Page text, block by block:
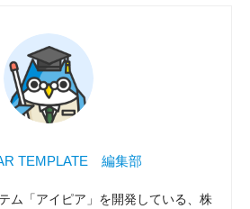
TEMPLATE 編集部
ム「アイピア」を開発している、株